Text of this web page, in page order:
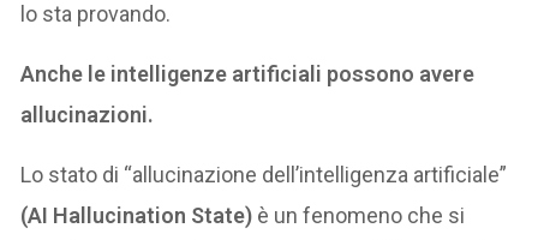
lo sta provando.
Anche le intelligenze artificiali possono avere
allucinazioni.
Lo stato di “allucinazione dell’intelligenza artificiale”
(AI Hallucination State) è un fenomeno che si